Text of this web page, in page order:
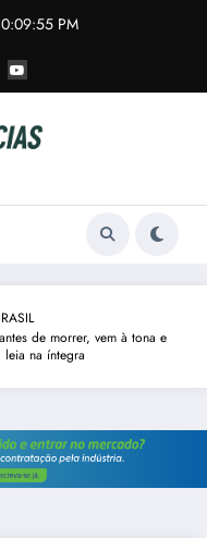
PM
de morrer, vem à tona e
leia na íntegra